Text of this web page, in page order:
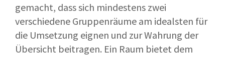
gemacht, dass sich mindestens zwei
verschiedene Gruppenräume am idealsten für
die Umsetzung eignen und zur Wahrung der
Übersicht beitragen. Ein Raum bietet dem